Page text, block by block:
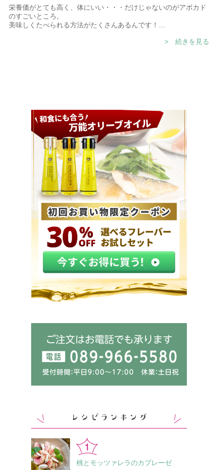
栄養価がとても高く、体にいい・・・だけじゃないのがアボカド
のすごいところ。
美味しくたべられる方法がたくさんあるんです！
今日は知っておくと便利なアボカドの雑学と、いろんなシーンで
> 続きを見る
桃とモッツァレラのカプレーゼ